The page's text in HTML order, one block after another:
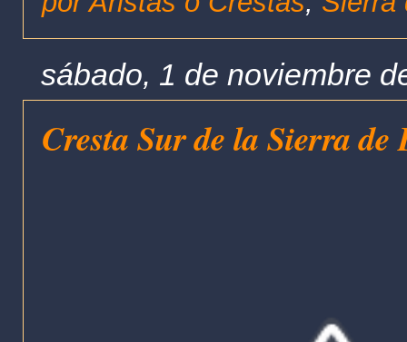
sábado, 1 de noviembre
Cresta Sur de la Sierra